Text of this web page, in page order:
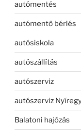
autómentés
autómentő bérlés
autósiskola
autószállítás
autószerviz
autószerviz
Balatoni hajózás